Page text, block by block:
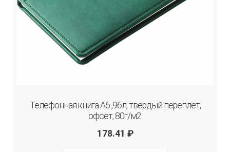
Телефонная книга А6 ,96л, твердый переплет,
офсет, 80г/м2.
178.41 ₽